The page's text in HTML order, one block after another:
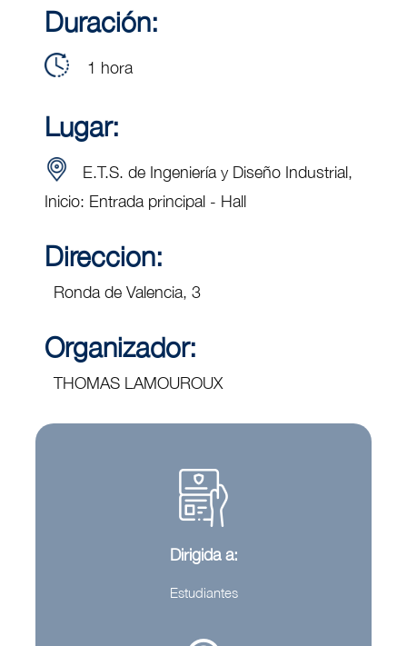
Duración:
1 hora
Lugar:
E.T.S. de Ingeniería y Diseño Industrial,
Inicio: Entrada principal - Hall
Direccion:
Ronda de Valencia, 3
Organizador:
THOMAS LAMOUROUX
Dirigida a:
Estudiantes